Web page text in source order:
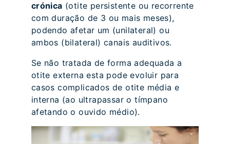
crónica (otite persistente ou recorrente
com duração de 3 ou mais meses),
podendo afetar um (unilateral) ou
ambos (bilateral) canais auditivos.
Se não tratada de forma adequada a
otite externa esta pode evoluir para
casos complicados de otite média e
interna (ao ultrapassar o tímpano
afetando o ouvido médio).